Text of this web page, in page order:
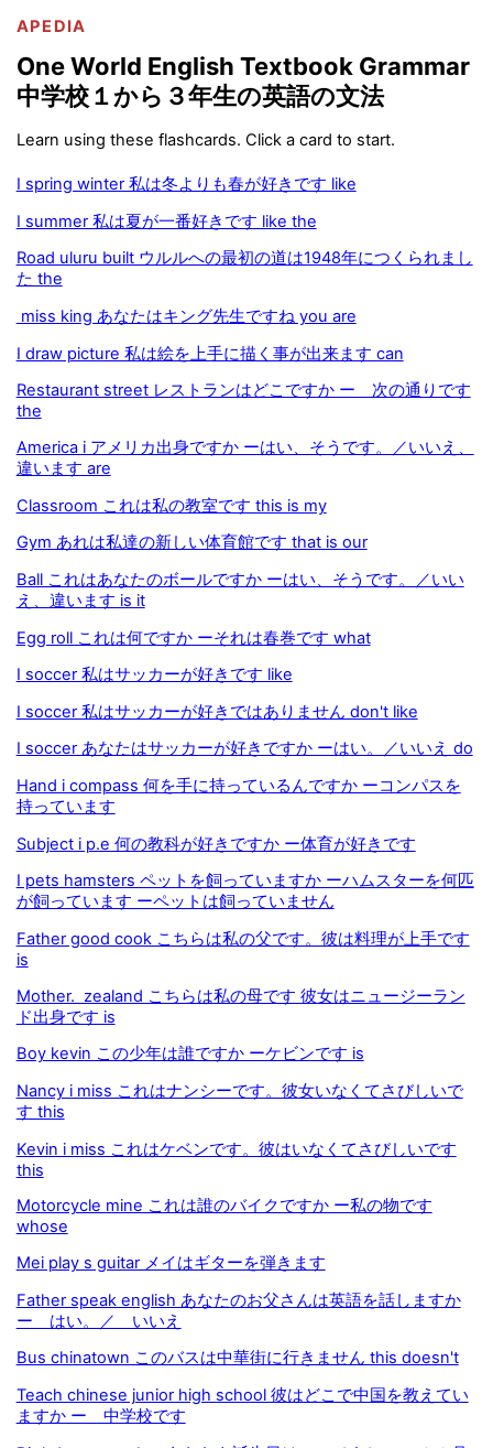
APEDIA
One World English Textbook Grammar
中学校１から３年生の英語の文法
Learn using these flashcards. Click a card to start.
I spring winter 私は冬よりも春が好きです like
I summer 私は夏が一番好きです like the
Road uluru built ウルルへの最初の道は1948年につくられまし
た the
miss king あなたはキング先生ですね you are
I draw picture 私は絵を上手に描く事が出来ます can
Restaurant street レストランはどこですか ー 次の通りです
the
America i アメリカ出身ですか ーはい、そうです。／いいえ、
違います are
Classroom これは私の教室です this is my
Gym あれは私達の新しい体育館です that is our
Ball これはあなたのボールですか ーはい、そうです。／いい
え、違います is it
Egg roll これは何ですか ーそれは春巻です what
I soccer 私はサッカーが好きです like
I soccer 私はサッカーが好きではありません don't like
I soccer あなたはサッカーが好きですか ーはい。／いいえ do
Hand i compass 何を手に持っているんですか ーコンパスを
持っています
Subject i p.e 何の教科が好きですか ー体育が好きです
I pets hamsters ペットを飼っていますか ーハムスターを何匹
が飼っています ーペットは飼っていません
Father good cook こちらは私の父です。彼は料理が上手です
is
Mother. zealand こちらは私の母です 彼女はニュージーラン
ド出身です is
Boy kevin この少年は誰ですか ーケビンです is
Nancy i miss これはナンシーです。彼女いなくてさびしいで
す this
Kevin i miss これはケベンです。彼はいなくてさびしいです
this
Motorcycle mine これは誰のバイクですか ー私の物です
whose
Mei play s guitar メイはギターを弾きます
Father speak english あなたのお父さんは英語を話しますか
ー はい。／ いいえ
Bus chinatown このバスは中華街に行きません this doesn't
Teach chinese junior high school 彼はどこで中国を教えてい
ますか ー 中学校です